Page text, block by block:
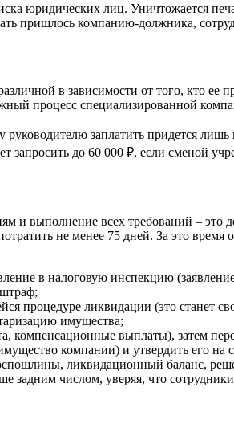
юридических лиц. Уничтожается
пришлось компанию-должника,
в зависимости от того, кто
процесс специализированной
заплатить придется
до 60 000 ₽, если сменой
и выполнение всех требований –
не менее 75 дней. За это
в налоговую инспекцию
процедуре ликвидации (это станет
имущества;
компенсационные выплаты), затем
компании) и утвердить его на
ликвидационный баланс,
задним числом, уверяя, что